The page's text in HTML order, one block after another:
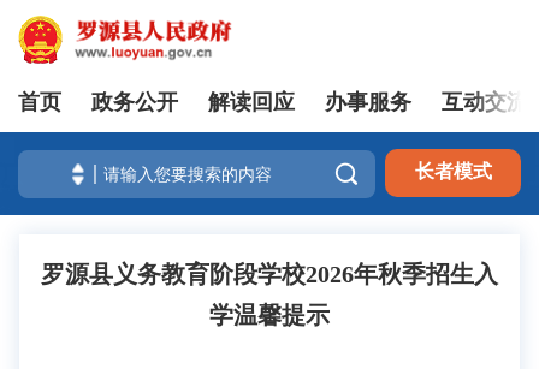
登录
首页 政务公开 解读回应 办事服务 互动交流
 长者模式
罗源县义务教育阶段学校2026年秋季招生入
学温馨提示